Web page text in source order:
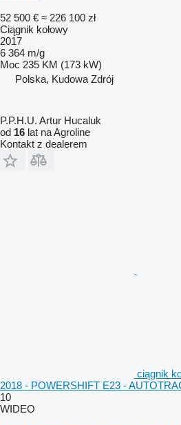
52 500 € ≈ 226 100 zł
Ciągnik kołowy
2017
6 364 m/g
Moc 235 KM (173 kW)
Polska, Kudowa Zdrój
P.P.H.U. Artur Hucaluk
od 16 lat na Agroline
Kontakt z dealerem
ciągnik
2018 - POWERSHIFT E23 -
10
WIDEO